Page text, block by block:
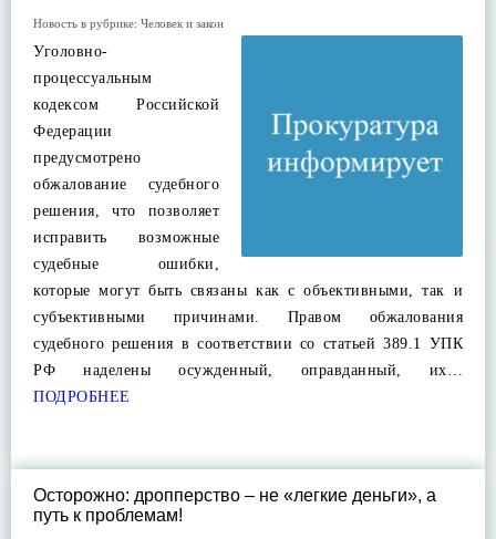
Новость в рубрике: Человек и закон
Уголовно-
процессуальным
кодексом Российской
Федерации
предусмотрено
обжалование судебного
решения, что позволяет
исправить возможные
судебные ошибки,
которые могут быть связаны как с объективными, так и
субъективными причинами. Правом обжалования
судебного решения в соответствии со статьей 389.1 УПК
РФ наделены осужденный, оправданный, их…
ПОДРОБНЕЕ
Осторожно: дропперство – не «легкие деньги», а
путь к проблемам!